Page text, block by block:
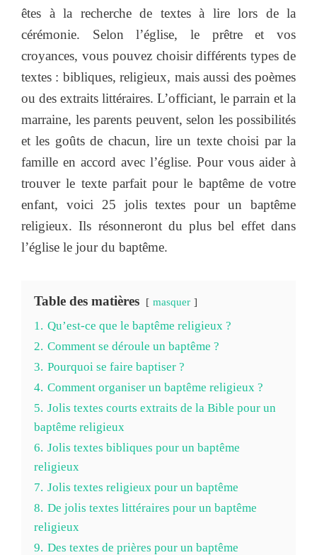
êtes à la recherche de textes à lire lors de la
cérémonie. Selon l’église, le prêtre et vos
croyances, vous pouvez choisir différents types de
textes : bibliques, religieux, mais aussi des poèmes
ou des extraits littéraires. L’officiant, le parrain et la
marraine, les parents peuvent, selon les possibilités
et les goûts de chacun, lire un texte choisi par la
famille en accord avec l’église. Pour vous aider à
trouver le texte parfait pour le baptême de votre
enfant, voici 25 jolis textes pour un baptême
religieux. Ils résonneront du plus bel effet dans
l’église le jour du baptême.
Table des matières masquer
1. Qu’est-ce que le baptême religieux ?
2. Comment se déroule un baptême ?
3. Pourquoi se faire baptiser ?
4. Comment organiser un baptême religieux ?
5. Jolis textes courts extraits de la Bible pour un
baptême religieux
6. Jolis textes bibliques pour un baptême
religieux
7. Jolis textes religieux pour un baptême
8. De jolis textes littéraires pour un baptême
religieux
9. Des textes de prières pour un baptême